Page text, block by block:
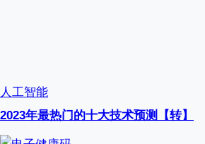
人工智能
2023年最热门的十大技术预测【转】